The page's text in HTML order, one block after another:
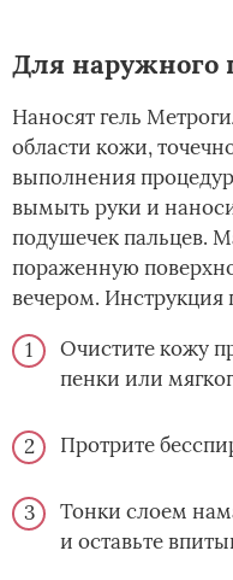
Для наружного
Наносят гель
области кожи,
выполнения
вымыть руки и
подушечек пальцев.
пораженную
вечером.
Очистите кожу
пенки или
Протрите
Тонки слоем
и оставьте